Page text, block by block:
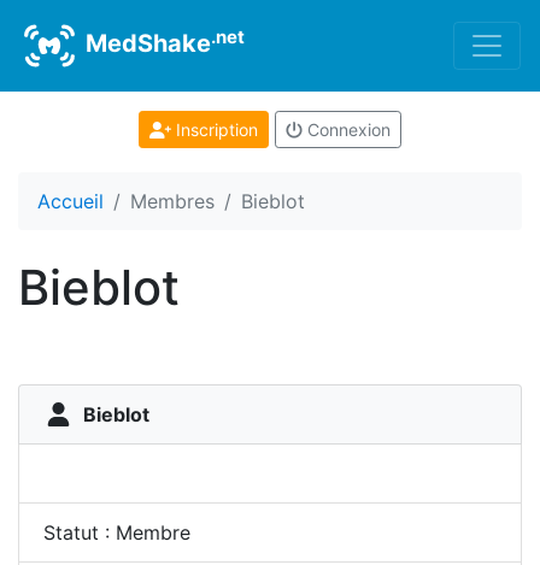
MedShake.net
Inscription Connexion
Accueil Membres Bieblot
Bieblot
Bieblot
Statut : Membre